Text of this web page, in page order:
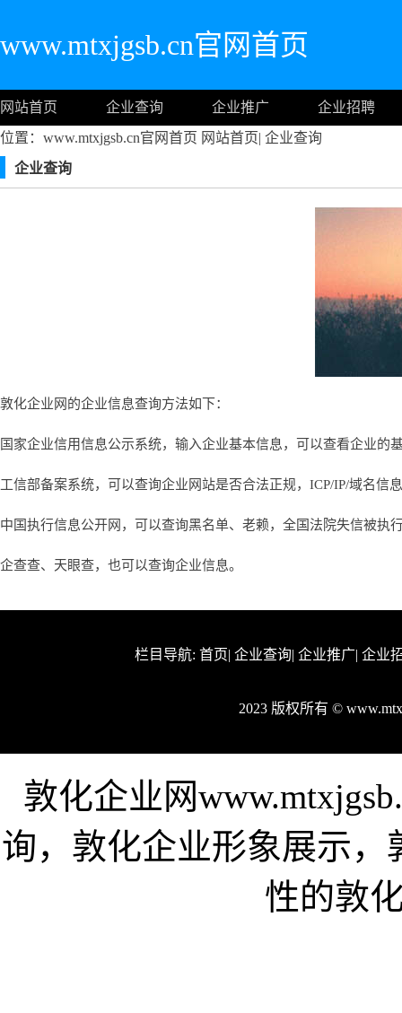
www.mtxjgsb.cn官网首页
网站首页 企业查询 企业推广
企业招聘
位置：www.mtxjgsb.cn官网首页 网站首页| 企业查询
企业查询
敦化企业网的企业信息查询方法如下：
国家企业信用信息公示系统，输入企业基本信息，可以查看企业的
工信部备案系统，可以查询企业网站是否合法正规，ICP/IP/域名信
中国执行信息公开网，可以查询黑名单、老赖，全国法院失信被执
企查查、天眼查，也可以查询企业信息。
栏目导航: 首页| 企业查询| 企业推广| 企业
2023 版权所有 ©
敦化企业网
询，敦化企业形象展示
性的敦